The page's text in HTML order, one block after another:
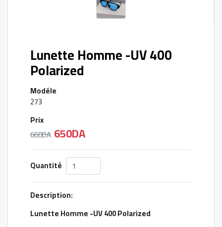
Lunette Homme -UV 400
Polarized
Modéle
273
Prix
660DA 650DA
Quantité
Description:
Lunette Homme -UV 400 Polarized